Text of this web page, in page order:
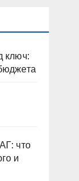
ключ:
что
и